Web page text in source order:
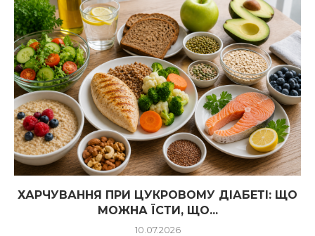
ХАРЧУВАННЯ ПРИ ЦУКРОВОМУ ДІАБЕТІ: ЩО
МОЖНА ЇСТИ, ЩО...
10.07.2026